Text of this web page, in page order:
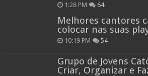
1:28 PM 64
Melhores cantores
colocar nas suas
10:19 PM 54
Grupo de Jovens
Criar, Organizar e